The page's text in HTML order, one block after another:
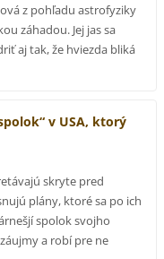
z pohľadu astrofyziky
záhadou. Jej jas sa
aj tak, že hviezda bliká
v USA, ktorý
skryte pred
plány, ktoré sa po ich
spolok svojho
a robí pre ne